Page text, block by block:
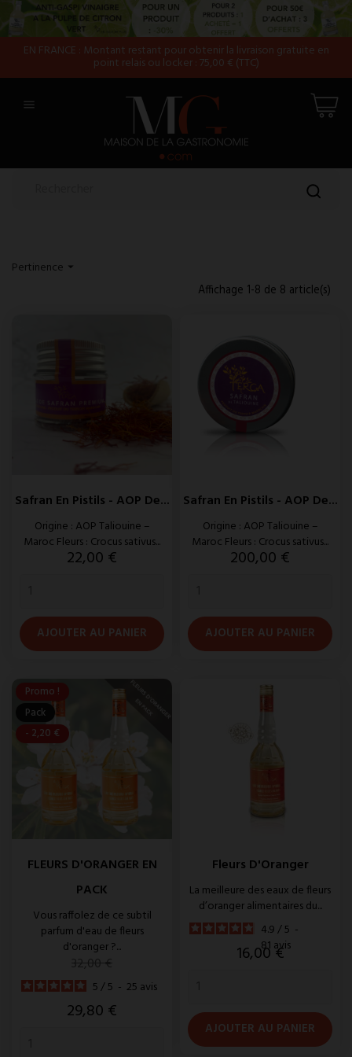
EN FRANCE : Montant restant pour obtenir la livraison gratuite en
point relais ou locker : 75,00 € (TTC)

Pertinence 
Affichage 1-8 de 8 article(s)
Safran En Pistils - AOP De...
Origine : AOP Taliouine –
Maroc Fleurs : Crocus sativus...
Prix
22,00 €
AJOUTER AU PANIER
Safran En Pistils - AOP De...
Origine : AOP Taliouine –
Maroc Fleurs : Crocus sativus...
Prix
200,00 €
AJOUTER AU PANIER
FLEURS D'ORANGER EN
PACK
Vous raffolez de ce subtil
parfum d'eau de fleurs
d'oranger ?...
de
base
5/5 - 25 avis
Prix
29,80 €
Promo !
Pack
- 2,20 €
Fleurs D'Oranger
La meilleure des eaux de fleurs
d’oranger alimentaires du...
4.9/5 -
81 avis
Prix
16,00 €
AJOUTER AU PANIER